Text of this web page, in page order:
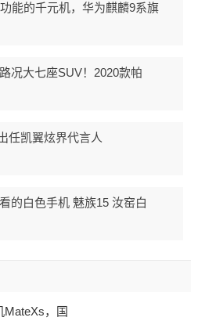
能的千元机，华为麒麟9系旗
况大七座SUV！2020款帕
任凯翼炫界代言人
的白色手机 魅族15 汝窑白
MateXs，国